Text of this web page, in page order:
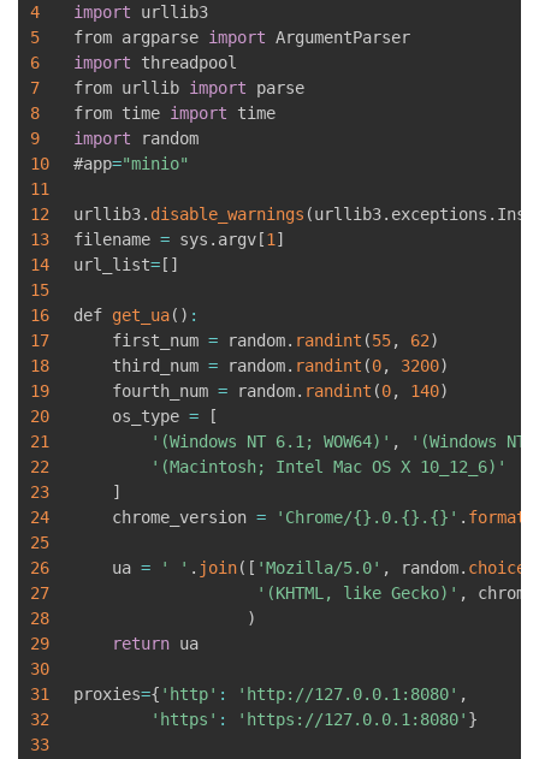
验
收
支
声
议
4
5
6
7
8
9
10
11
12
13
14
15
16
17
18
19
20
21
22
23
24
25
26
27
28
29
30
31
32
33
import urllib3
from argparse import
import threadpool
from urllib import parse
from time import
import random
#app="minio"
urllib3. disable_warnings (urllib3. exceptions .
filename = sys . argv [1 ]
url_list= [ ]
def get_ua( ) :
    first_num
= random. randint (55, 62)
    third_num
= random. randint (0, 3200)
    fourth_num
= random. randint (0, 140)
    os_type
=
[
'(Windows NT 6.1; WOW64)' ,
'(Windows NT
'(Macintosh; Intel Mac OS X 10_12_6)'
]
    chrome_version
= 'Chrome/{}.0.{}.{}' . format
    ua
= ' ' . join( [ 'Mozilla/5.0' , random. choice
'(KHTML, like Gecko)' ,
)
return ua
proxies={ 'http' : 'http://127.0.0.1:8080' ,
'https' : 'https://127.0.0.1:8080' }